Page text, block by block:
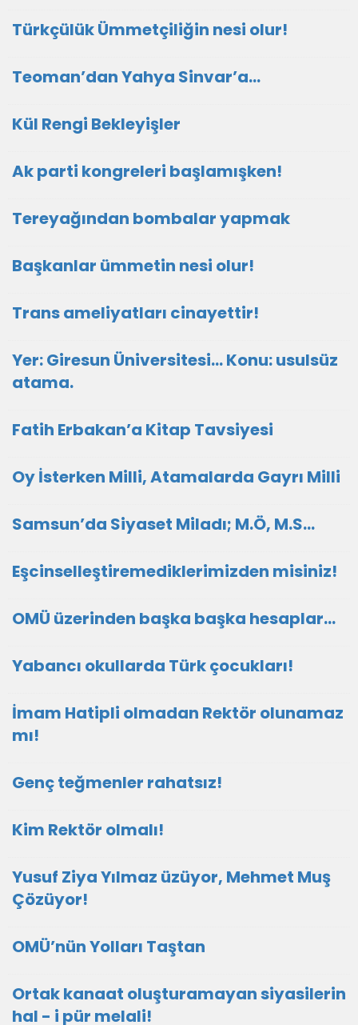
Türkçülük Ümmetçiliğin nesi olur!
Teoman’dan Yahya Sinvar’a…
Kül Rengi Bekleyişler
Ak parti kongreleri başlamışken!
Tereyağından bombalar yapmak
Başkanlar ümmetin nesi olur!
Trans ameliyatları cinayettir!
Yer: Giresun Üniversitesi… Konu: usulsüz
atama.
Fatih Erbakan’a Kitap Tavsiyesi
Oy İsterken Milli, Atamalarda Gayrı Milli
Samsun’da Siyaset Miladı; M.Ö, M.S…
Eşcinselleştiremediklerimizden misiniz!
OMÜ üzerinden başka başka hesaplar…
Yabancı okullarda Türk çocukları!
İmam Hatipli olmadan Rektör olunamaz
mı!
Genç teğmenler rahatsız!
Kim Rektör olmalı!
Yusuf Ziya Yılmaz üzüyor, Mehmet Muş
Çözüyor!
OMÜ’nün Yolları Taştan
Ortak kanaat oluşturamayan siyasilerin
hal - i pür melali!